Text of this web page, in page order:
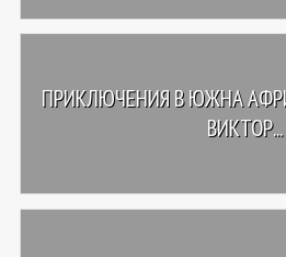
ПРИКЛЮЧЕНИЯ В ЮЖНА
ВИКТОР...